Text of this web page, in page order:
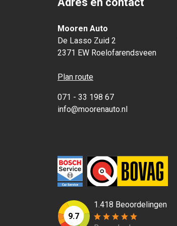
Mooren Auto
De Lasso Zuid 2
2371 EW Roelofarendsveen
Plan route
071 - 33 198 67
info@moorenauto.nl
9.7
1.418 Beoordelingen